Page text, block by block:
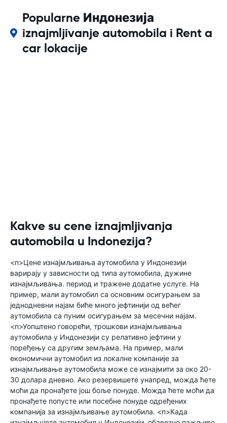
Popularne Индонезија
iznajmljivanje automobila i Rent a
car lokacije
Kakve su cene iznajmljivanja
automobila u Indonezija?
<п>Цене изнајмљивања аутомобила у Индонезији
варирају у зависности од типа аутомобила, дужине
изнајмљивања. период и тражене додатне услуге. На
пример, мали аутомобил са основним осигурањем за
једнодневни најам биће много јефтинији од већег
аутомобила са пуним осигурањем за месечни најам.
<п>Уопштено говорећи, трошкови изнајмљивања
аутомобила у Индонезији су релативно јефтини у
поређењу са другим земљама. На пример, мали
економични аутомобил из локалне компаније за
изнајмљивање аутомобила може се изнајмити за око 20-
30 долара дневно. Ако резервишете унапред, можда ћете
моћи да пронађете још боље понуде. Можда ћете моћи да
пронађете попусте или посебне понуде одређених
компанија за изнајмљивање аутомобила. <п>Када